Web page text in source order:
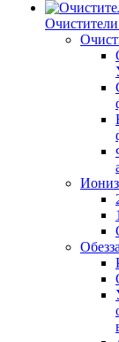
Очистители